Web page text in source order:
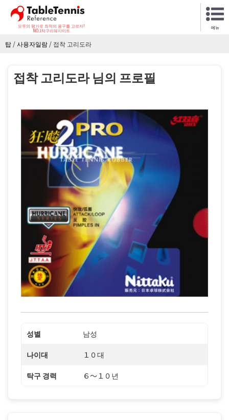
모두의 평가로 최적의 용구를 고르자!
NO.1탁구리뷰사이트
메뉴
탑 /사용자일람 / 접착 고리도라
접착 고리도라 님의 프로필
성별 남성
나이대 １０대
탁구 경력 ６〜１０년